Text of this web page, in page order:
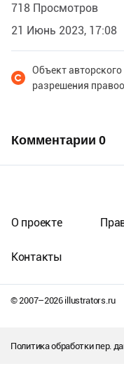
718 Просмотров
21 Июнь 2023, 17:08
Объект
разрешения
Комментарии 0
© 2007–2026illustrators.ru
О проекте
Контакты
Политика обработки пер.